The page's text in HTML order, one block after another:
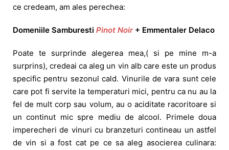
ce credeam, am ales perechea:
Domeniile Samburesti Pinot Noir+ Emmentaler Delaco
Poate te surprinde alegerea mea,( si pe mine m-a
surprins), credeai ca aleg un vin alb care este un produs
specific pentru sezonul cald. Vinurile de vara sunt cele
care pot fi servite la temperaturi mici, pentru ca nu au la
fel de mult corp sau volum, au o aciditate racoritoare si
un continut mic spre mediu de alcool. Primele doua
imperecheri de vinuri cu branzeturi contineau un astfel
de vin si a fost cat pe ce sa aleg asocierea culinara: